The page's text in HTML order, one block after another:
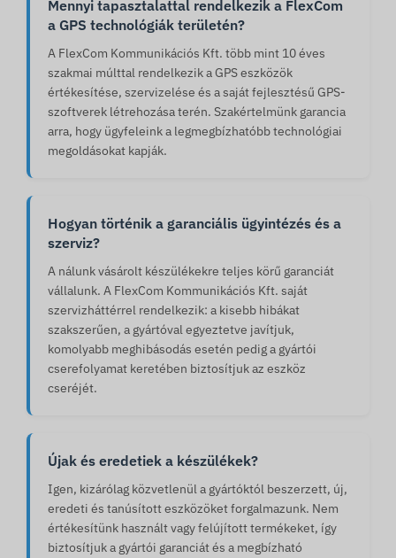
Mennyi tapasztalattal rendelkezik a FlexCom
a GPS technológiák területén?
A FlexCom Kommunikációs Kft. több mint 10 éves
szakmai múlttal rendelkezik a GPS eszközök
értékesítése, szervizelése és a saját fejlesztésű GPS-
szoftverek létrehozása terén. Szakértelmünk garancia
arra, hogy ügyfeleink a legmegbízhatóbb technológiai
megoldásokat kapják.
Hogyan történik a garanciális ügyintézés és a
szerviz?
A nálunk vásárolt készülékekre teljes körű garanciát
vállalunk. A FlexCom Kommunikációs Kft. saját
szervizháttérrel rendelkezik: a kisebb hibákat
szakszerűen, a gyártóval egyeztetve javítjuk,
komolyabb meghibásodás esetén pedig a gyártói
cserefolyamat keretében biztosítjuk az eszköz
cseréjét.
Újak és eredetiek a készülékek?
Igen, kizárólag közvetlenül a gyártóktól beszerzett, új,
eredeti és tanúsított eszközöket forgalmazunk. Nem
értékesítünk használt vagy felújított termékeket, így
biztosítjuk a gyártói garanciát és a megbízható